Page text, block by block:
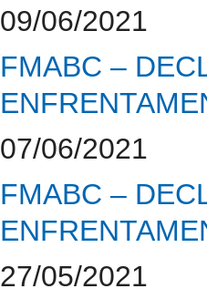
09/06/2021
FMABC –
07/06/2021
FMABC –
27/05/2021